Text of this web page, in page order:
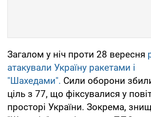
Загалом у ніч проти 28 вересня
атакували Україну ракетами і
"Шахедами". Сили оборони
ціль з 77, що фіксувалися у
просторі України. Зокрема,